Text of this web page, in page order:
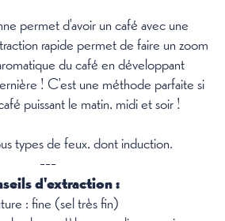
permet d'avoir un café avec une
rapide permet de faire un zoom
du café en développant
! C'est une méthode parfaite si
puissant le matin, midi et soir !
types de feux, dont induction.
---
d'extraction :
: fine (sel très fin)